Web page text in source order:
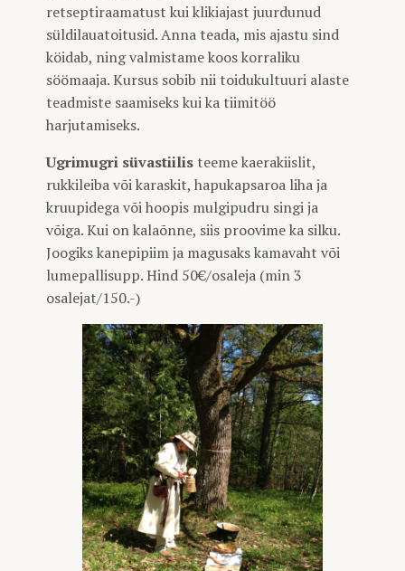
retseptiraamatust kui klikiajast juurdunud
süldilauatoitusid. Anna teada, mis ajastu sind
köidab, ning valmistame koos korraliku
söömaaja. Kursus sobib nii toidukultuuri alaste
teadmiste saamiseks kui ka tiimitöö
harjutamiseks.
Ugrimugri süvastiilis teeme kaerakiislit,
rukkileiba või karaskit, hapukapsaroa liha ja
kruupidega või hoopis mulgipudru singi ja
võiga. Kui on kalaõnne, siis proovime ka silku.
Joogiks kanepipiim ja magusaks kamavaht või
lumepallisupp. Hind 50€/osaleja (min 3
osalejat/150.-)